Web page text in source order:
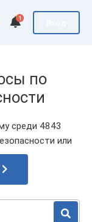
1
по
среди 4843
или